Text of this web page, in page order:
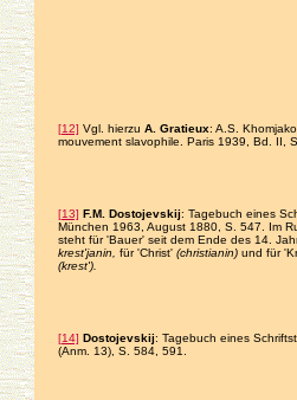
[12] Vgl. hierzu A. Gratieux: A.S.
mouvement slavophile. Paris 1939, Bd. II,
[13] F.M. Dostojevskij: Tagebuch eines
München 1963, August 1880, S. 547. Im
steht für 'Bauer' seit dem Ende des 14.
krest'janin,
für 'Christ' (christianin)und für
(krest').
[14] Dostojevskij: Tagebuch eines
(Anm. 13), S. 584, 591.